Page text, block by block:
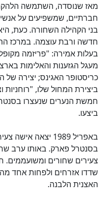
מאז שנוסדה, השתמשה
חברתיים, שמשפיעים על
בני הקהילה השחורה. כעת,
חדשה ורבת עוצמה. במרכז
בעלות אמירה: "פריזמה
מעגל הגזענות והאלימות
כריסטופר האגינס; יצירה של
ביצירת המחול שלו,
חמשת הנערים שנעצרו
ביצעו.
באפריל 1989 יצאה
בסנטרל פארק. באותו ערב
צעירים שחורים ומשועממים.
שדדו אזרחים ולפחות אחד
האצנית הלבנה.